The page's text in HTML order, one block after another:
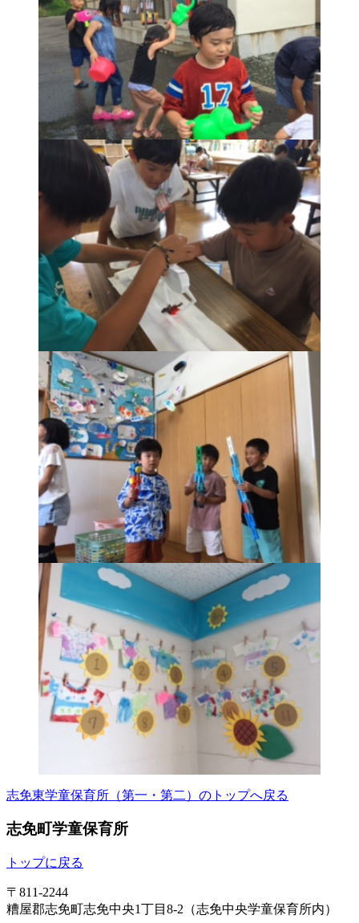
志免東学童保育所（第一・第二）のトップへ戻る
志免町学童保育所
トップに戻る
〒811-2244
糟屋郡志免町志免中央1丁目8-2（志免中央学童保育所内）